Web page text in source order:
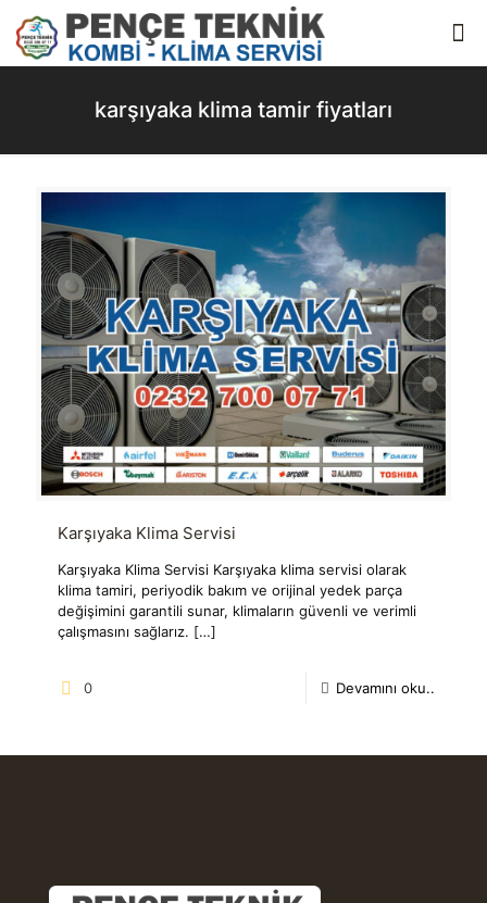
karşıyaka klima tamir fiyatları
Karşıyaka Klima Servisi
Karşıyaka Klima Servisi Karşıyaka klima servisi olarak
klima tamiri, periyodik bakım ve orijinal yedek parça
değişimini garantili sunar, klimaların güvenli ve verimli
çalışmasını sağlarız. […]
0 Devamını oku..